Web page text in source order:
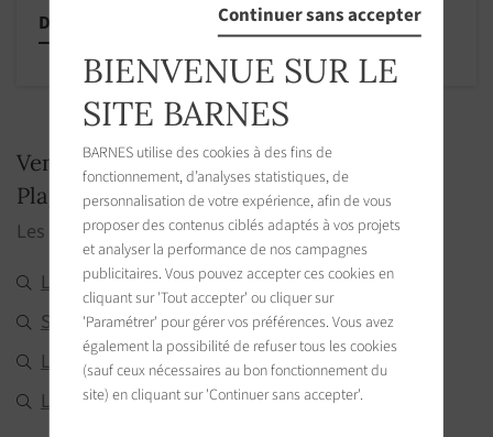
Découvrir cette propriété
Ventes immobilier luxe Terrain Le Bois
Plage En Re - BARNES
Les villes aux alentours
Le Bois-Plage-en-Ré (0,7 Km)
Saint-Martin-de-Ré(2,6 Km)
La Couarde-sur-Mer(3,6 Km)
Loix (4,7 Km)
Continuer sans accepter
BIENVENUE SUR LE
SITE BARNES
BARNES utilise des cookies à des fins de
fonctionnement, d’analyses statistiques, de
personnalisation de votre expérience, afin de vous
proposer des contenus ciblés adaptés à vos projets
et analyser la performance de nos campagnes
publicitaires. Vous pouvez accepter ces cookies en
cliquant sur 'Tout accepter' ou cliquer sur
'Paramétrer' pour gérer vos préférences. Vous avez
également la possibilité de refuser tous les cookies
(sauf ceux nécessaires au bon fonctionnement du
site) en cliquant sur 'Continuer sans accepter'.